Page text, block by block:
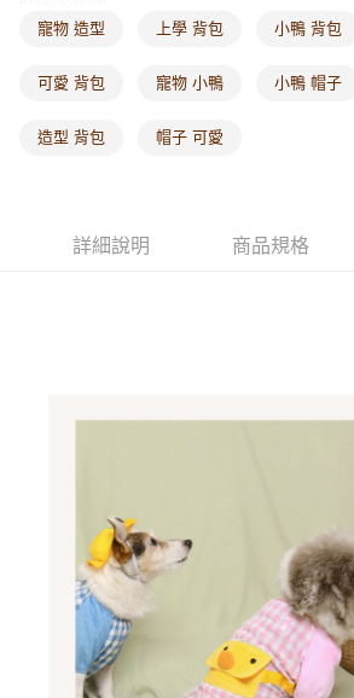
寵物 造型 上學 背包 小鴨 背包
可愛 背包 寵物 小鴨 小鴨 帽子
造型 背包 帽子 可愛
詳細說明 商品規格